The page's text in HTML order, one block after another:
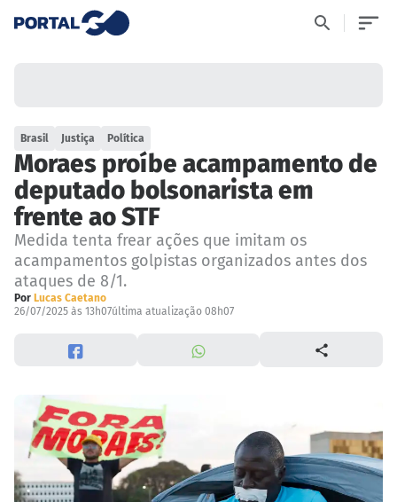
Brasil Justiça Política
Moraes proíbe acampamento de
deputado bolsonarista em
frente ao STF
Medida tenta frear ações que imitam os
acampamentos golpistas organizados antes dos
ataques de 8/1.
Por Lucas Caetano
26/07/2025 às 13h07última atualização 08h07